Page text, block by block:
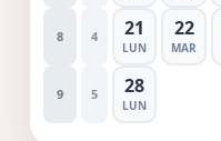
8 4 21
LUN
22
MAR
9 5 28
LUN